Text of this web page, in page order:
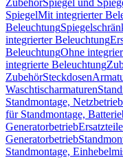
ZubehörSpiegel und
SpiegelMit integrierter
Beleuchtung
integrierter Beleuchtung
BeleuchtungOhne
integrierte Beleuchtung
ZubehörSteckdosen
Waschtischarmaturen
Standmontage, Netzbetrieb
für Standmontage,
Generatorbetrieb
Generatorbetrieb
Standmontage,